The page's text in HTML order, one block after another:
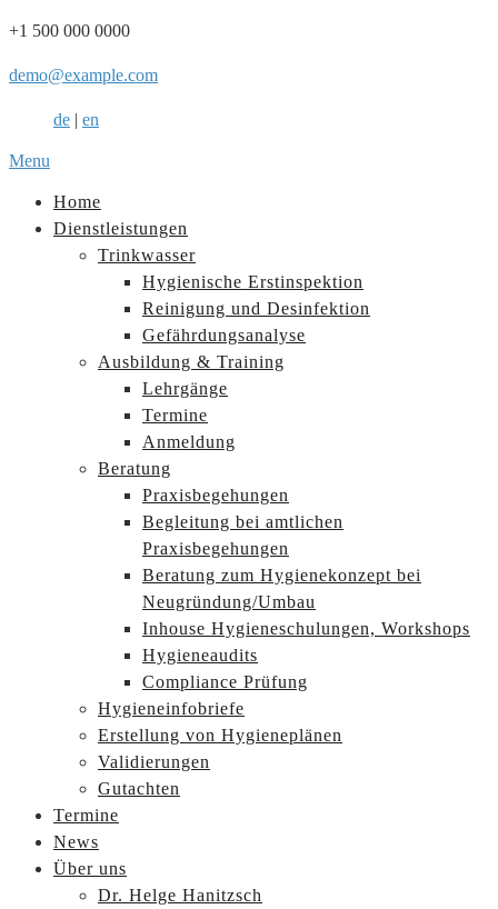
+1 500 000 0000
demo@example.com
de | en
Menu
Home
Dienstleistungen
Trinkwasser
Hygienische Erstinspektion
Reinigung und Desinfektion
Gefährdungsanalyse
Ausbildung & Training
Lehrgänge
Termine
Anmeldung
Beratung
Praxisbegehungen
Begleitung bei amtlichen
Praxisbegehungen
Beratung zum Hygienekonzept bei
Neugründung/Umbau
Inhouse Hygieneschulungen, Workshops
Hygieneaudits
Compliance Prüfung
Hygieneinfobriefe
Erstellung von Hygieneplänen
Validierungen
Gutachten
Termine
News
Über uns
Dr. Helge Hanitzsch